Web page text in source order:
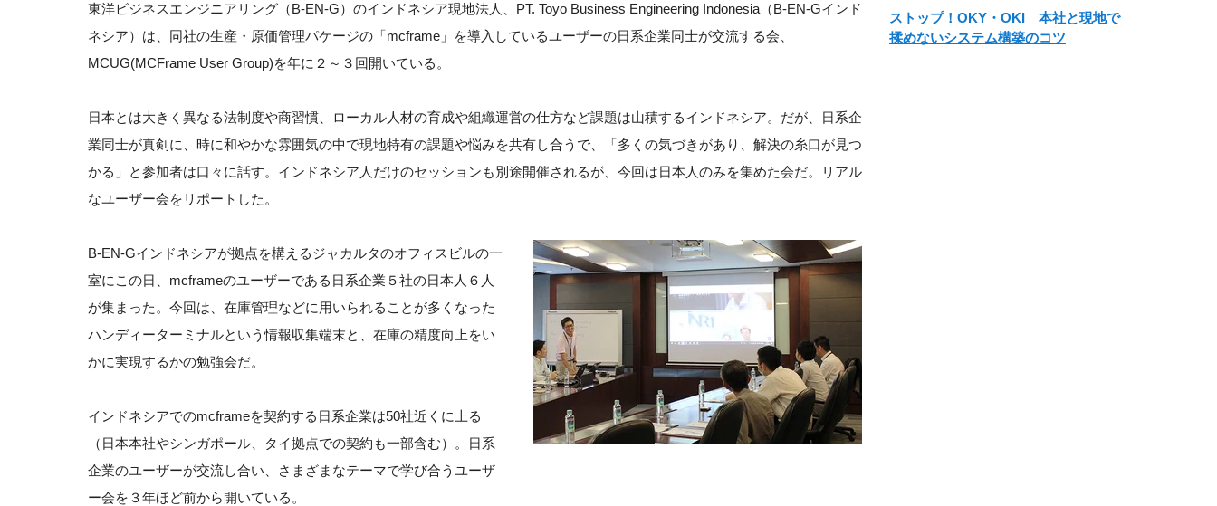
東洋ビジネスエンジニアリング（B-EN-G）のインドネシア現地法人、PT. Toyo Business Engineering Indonesia（B-EN-Gインド
ネシア）は、同社の生産・原価管理パケージの「mcframe」を導入しているユーザーの日系企業同士が交流する会、
MCUG(MCFrame User Group)を年に２～３回開いている。
日本とは大きく異なる法制度や商習慣、ローカル人材の育成や組織運営の仕方など課題は山積するインドネシア。だが、日系企
業同士が真剣に、時に和やかな雰囲気の中で現地特有の課題や悩みを共有し合うで、「多くの気づきがあり、解決の糸口が見つ
かる」と参加者は口々に話す。インドネシア人だけのセッションも別途開催されるが、今回は日本人のみを集めた会だ。リアル
なユーザー会をリポートした。
B-EN-Gインドネシアが拠点を構えるジャカルタのオフィスビルの一
室にこの日、mcframeのユーザーである日系企業５社の日本人６人
が集まった。今回は、在庫管理などに用いられることが多くなった
ハンディーターミナルという情報収集端末と、在庫の精度向上をい
かに実現するかの勉強会だ。
インドネシアでのmcframeを契約する日系企業は50社近くに上る
（日本本社やシンガポール、タイ拠点での契約も一部含む）。日系
企業のユーザーが交流し合い、さまざまなテーマで学び合うユーザ
ー会を３年ほど前から開いている。
ストップ！OKY・OKI 本社と現地で
揉めないシステム構築のコツ